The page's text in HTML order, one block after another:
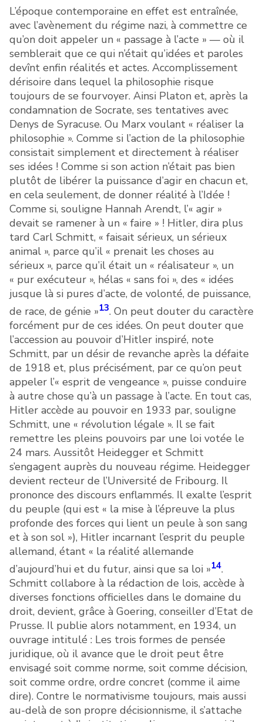
L’époque contemporaine en effet est entraînée,
avec l’avènement du régime nazi, à commettre ce
qu’on doit appeler un « passage à l’acte » — où il
semblerait que ce qui n’était qu’idées et paroles
devînt enfin réalités et actes. Accomplissement
dérisoire dans lequel la philosophie risque
toujours de se fourvoyer. Ainsi Platon et, après la
condamnation de Socrate, ses tentatives avec
Denys de Syracuse. Ou Marx voulant « réaliser la
philosophie ». Comme si l’action de la philosophie
consistait simplement et directement à réaliser
ses idées ! Comme si son action n’était pas bien
plutôt de libérer la puissance d’agir en chacun et,
en cela seulement, de donner réalité à l’Idée !
Comme si, souligne Hannah Arendt, l’« agir »
devait se ramener à un « faire » ! Hitler, dira plus
tard Carl Schmitt, « faisait sérieux, un sérieux
animal », parce qu’il « prenait les choses au
sérieux », parce qu’il était un « réalisateur », un
« pur exécuteur », hélas « sans foi », des « idées
jusque là si pures d’acte, de volonté, de puissance,
de race, de génie »13. On peut douter du caractère
forcément pur de ces idées. On peut douter que
l’accession au pouvoir d’Hitler inspiré, note
Schmitt, par un désir de revanche après la défaite
de 1918 et, plus précisément, par ce qu’on peut
appeler l’« esprit de vengeance », puisse conduire
à autre chose qu’à un passage à l’acte. En tout cas,
Hitler accède au pouvoir en 1933 par, souligne
Schmitt, une « révolution légale ». Il se fait
remettre les pleins pouvoirs par une loi votée le
24 mars. Aussitôt Heidegger et Schmitt
s’engagent auprès du nouveau régime. Heidegger
devient recteur de l’Université de Fribourg. Il
prononce des discours enflammés. Il exalte l’esprit
du peuple (qui est « la mise à l’épreuve la plus
profonde des forces qui lient un peule à son sang
et à son sol »), Hitler incarnant l’esprit du peuple
allemand, étant « la réalité allemande
d’aujourd’hui et du futur, ainsi que sa loi »14.
Schmitt collabore à la rédaction de lois, accède à
diverses fonctions officielles dans le domaine du
droit, devient, grâce à Goering, conseiller d’Etat de
Prusse. Il publie alors notamment, en 1934, un
ouvrage intitulé : Les trois formes de pensée
juridique, où il avance que le droit peut être
envisagé soit comme norme, soit comme décision,
soit comme ordre, ordre concret (comme il aime
dire). Contre le normativisme toujours, mais aussi
au-delà de son propre décisionnisme, il s’attache